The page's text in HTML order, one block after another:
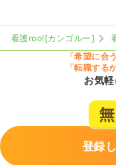
看護roo![カンゴルー]
「希望に合
「転職する
お気
登録